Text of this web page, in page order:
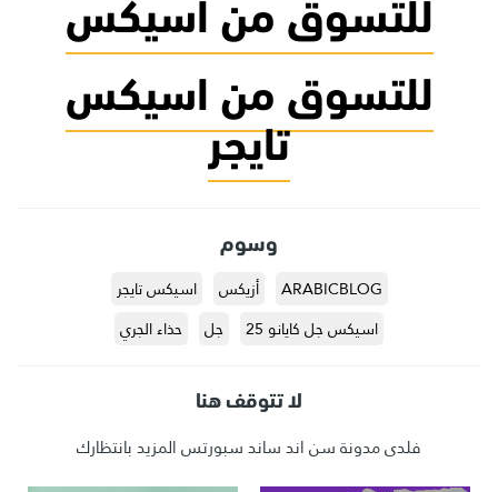
للتسوق من اسيكس
تايجر
وسوم
ARABICBLOG أزيكس
اسيكس تايجر
اسيكس جل كايانو 25
جل حذاء الجري
لا تتوقف هنا
فلدى مدونة سن اند ساند سبورتس المزيد بانتظارك